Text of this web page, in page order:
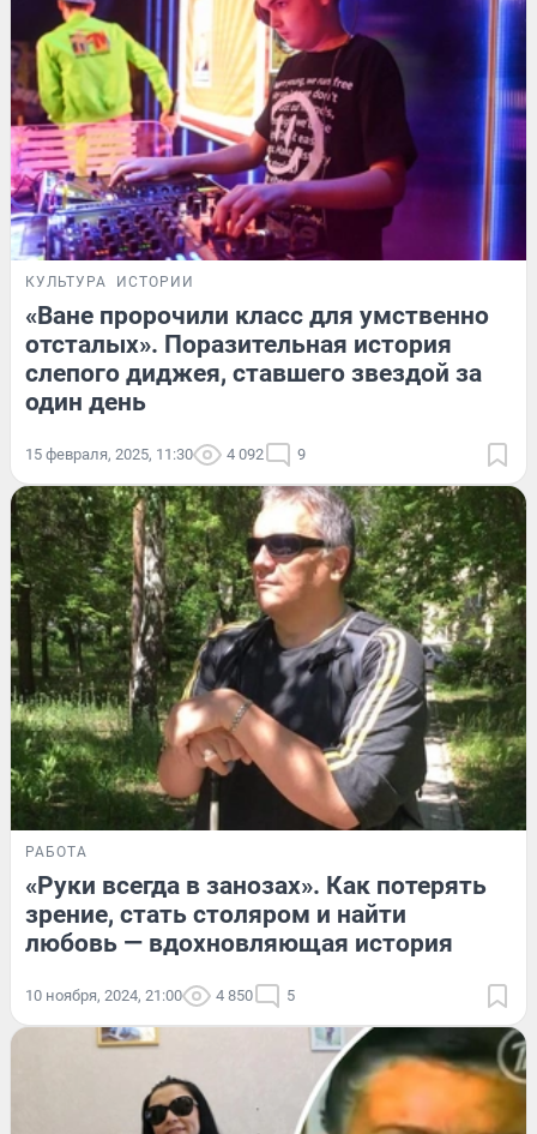
КУЛЬТУРА ИСТОРИИ
«Ване пророчили класс для умственно
отсталых». Поразительная история
слепого диджея, ставшего звездой за
один день
15 февраля, 2025, 11:30 4 092 9
РАБОТА
«Руки всегда в занозах». Как потерять
зрение, стать столяром и найти
любовь — вдохновляющая история
10 ноября, 2024, 21:00 4 850 5